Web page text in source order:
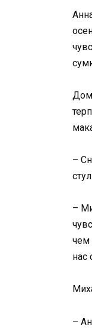
–
–
чем
нас
–